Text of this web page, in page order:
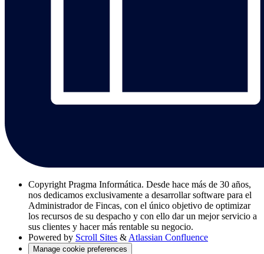
Copyright Pragma Informática. Desde hace más de 30 años,
nos dedicamos exclusivamente a desarrollar software para el
Administrador de Fincas, con el único objetivo de optimizar
los recursos de su despacho y con ello dar un mejor servicio a
sus clientes y hacer más rentable su negocio.
Powered by Scroll Sites & Atlassian Confluence
Manage cookie preferences